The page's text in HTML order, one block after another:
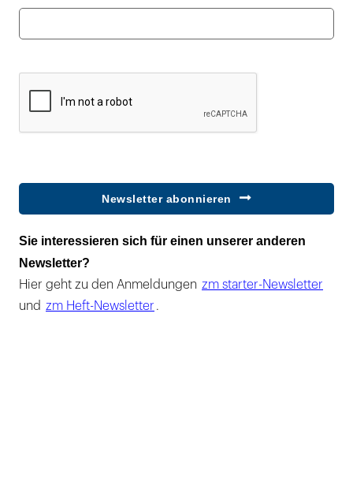
Newsletter abonnieren
Sie interessieren sich für einen unserer anderen
Newsletter?
Hier geht zu den Anmeldungen zm starter-Newsletter
und zm Heft-Newsletter .